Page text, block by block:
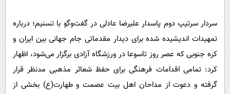
گوناگون
حوادث
سلامت
آشپزی
دانلود
سردار سرتیپ دوم پاسدار علیرضا عادلی در گفت‌وگو با تسنیم؛ درباره
تمهیدات اندیشیده شده برای دیدار مقدماتی جام جهانی بین ایران و
کره جنوبی که عصر روز تاسوعا در ورزشگاه آزادی برگزار می‌شود، اظهار
کرد: تمامی اقدامات فرهنگی برای حفظ شعائر مذهبی مدنظر قرار
گرفته و دعوت از مداحان اهل بیت عصمت و طهارت(ع) بخشی از